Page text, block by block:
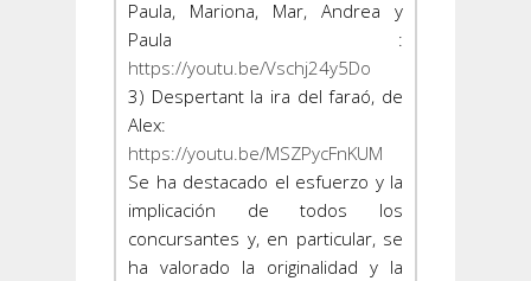
Paula, Mariona, Mar, Andrea y
Paula :
https://youtu.be/Vschj24y5Do
3) Despertant la ira del faraó, de
Alex:
https://youtu.be/MSZPycFnKUM
Se ha destacado el esfuerzo y la
implicación de todos los
concursantes y, en particular, se
ha valorado la originalidad y la